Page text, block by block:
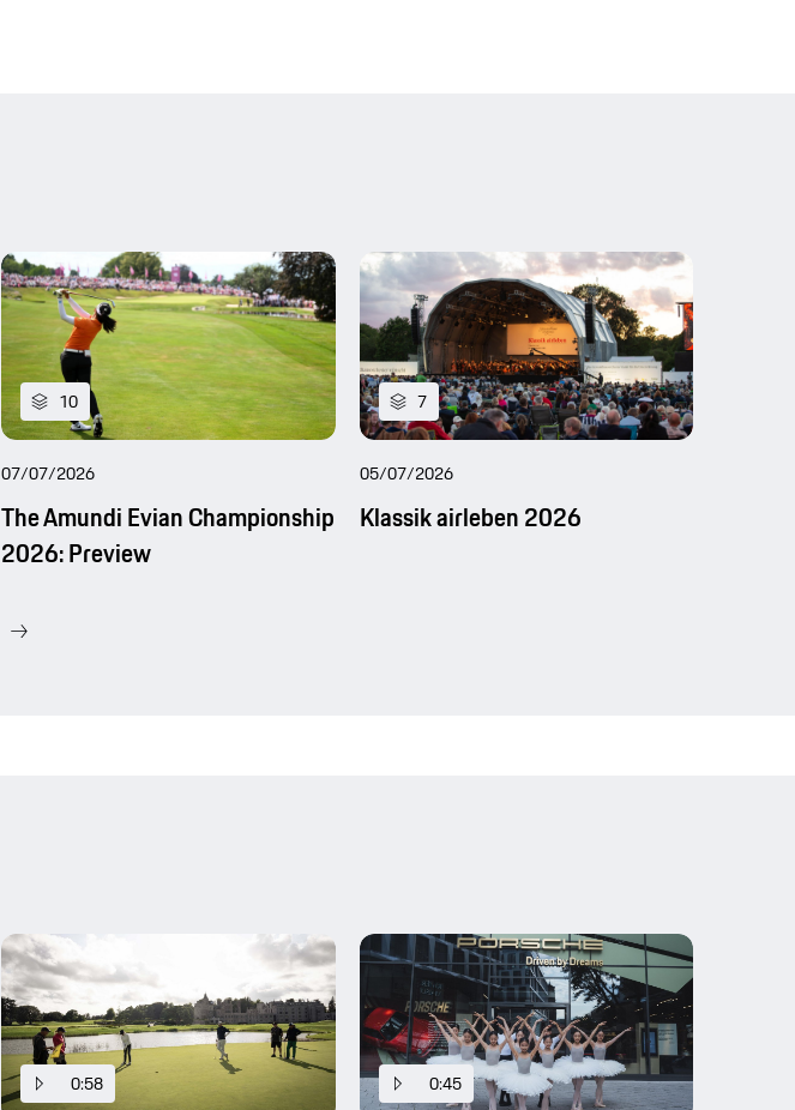
10
07/07/2026
The Amundi Evian Championship
2026: Preview
7
05/07/2026
Klassik airleben 2026
0:58 0:45